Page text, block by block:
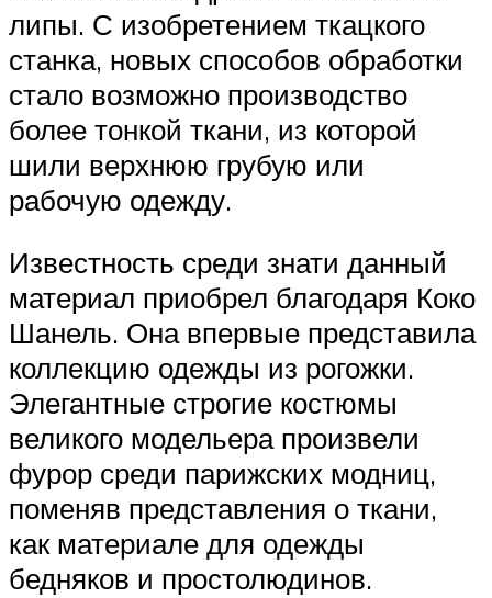
липы. С изобретением ткацкого
станка, новых способов обработки
стало возможно производство
более тонкой ткани, из которой
шили верхнюю грубую или
рабочую одежду.
Известность среди знати данный
материал приобрел благодаря Коко
Шанель. Она впервые представила
коллекцию одежды из рогожки.
Элегантные строгие костюмы
великого модельера произвели
фурор среди парижских модниц,
поменяв представления о ткани,
как материале для одежды
бедняков и простолюдинов.